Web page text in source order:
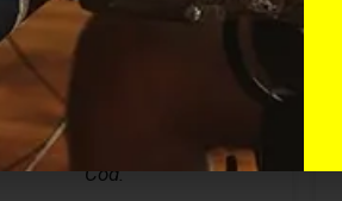
DIMA ASSEMBLA
AGHI
Cod.